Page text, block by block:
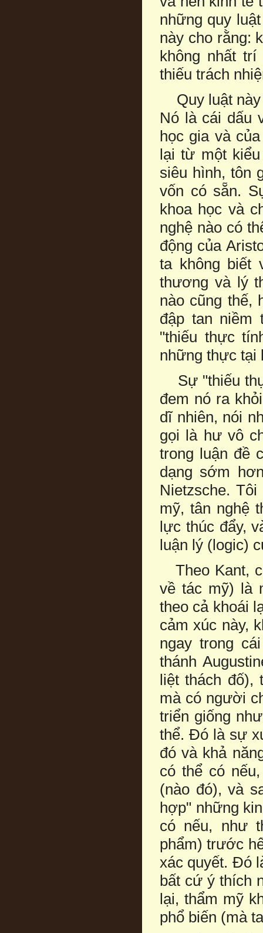
những quy
này cho rằng:
không nhất
thiếu trách
Quy luật này
Nó là cái dấu
học gia và
lại từ một
siêu hình, tôn
vốn có sẵn.
khoa học và
nghệ nào có
động của
ta không biết
thương và lý
nào cũng thế,
đập tan niềm
"thiếu thực
những thực tại
Sự "thiếu
đem nó ra
dĩ nhiên, nói
gọi là hư vô
trong luận đề
dạng sớm
Nietzsche.
mỹ, tân nghệ
lực thúc đẩy,
luận lý (logic)
Theo Kant,
về tác mỹ) là
theo cả khoái
cảm xúc này,
ngay trong
thánh
liệt thách đố),
mà có người
triển giống
thể. Ðó là sự
đó và khả
có thể có
(nào đó), và
hợp" những
có nếu, như
phẩm) trước
xác quyết. Ðó
bất cứ ý thích
lại, thẩm mỹ
phổ biến (mà